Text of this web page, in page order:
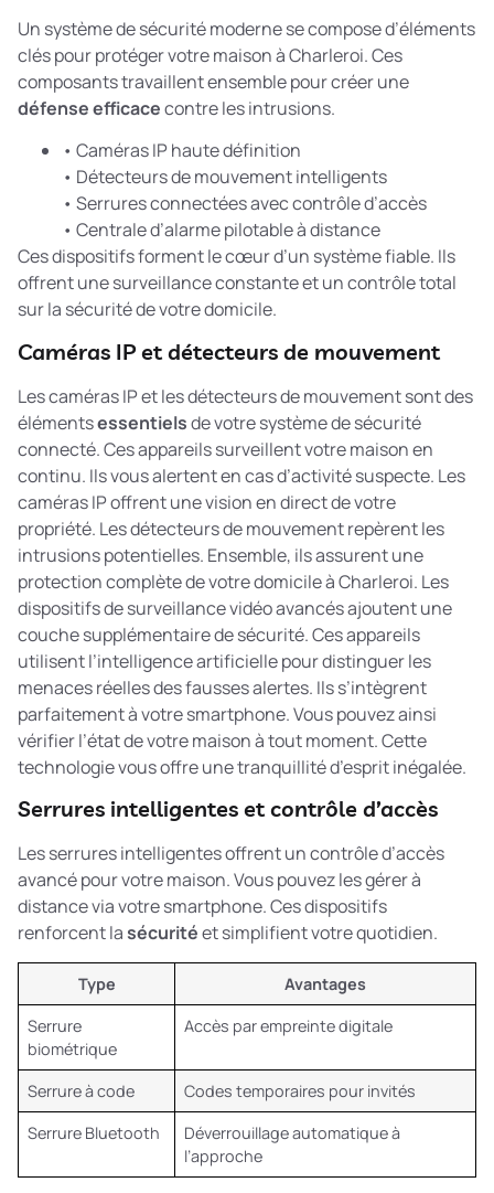
Un système de sécurité moderne se compose d’éléments
clés pour protéger votre maison à Charleroi. Ces
composants travaillent ensemble pour créer une
défense efficacecontre les intrusions.
• Caméras IP haute définition
• Détecteurs de mouvement intelligents
• Serrures connectées avec contrôle d’accès
• Centrale d’alarme pilotable à distance
Ces dispositifs forment le cœur d’un système fiable. Ils
offrent une surveillance constante et un contrôle total
sur la sécurité de votre domicile.
Caméras IP et détecteurs de mouvement
Les caméras IP et les détecteurs de mouvement sont des
élémentsessentielsde votre système de sécurité
connecté. Ces appareils surveillent votre maison en
continu. Ils vous alertent en cas d’activité suspecte. Les
caméras IP offrent une vision en direct de votre
propriété. Les détecteurs de mouvement repèrent les
intrusions potentielles. Ensemble, ils assurent une
protection complète de votre domicile à Charleroi. Les
dispositifs de surveillance vidéo avancésajoutent une
couche supplémentaire de sécurité. Ces appareils
utilisent l’intelligence artificielle pour distinguer les
menaces réelles des fausses alertes. Ils s’intègrent
parfaitement à votre smartphone. Vous pouvez ainsi
vérifier l’état de votre maison à tout moment. Cette
technologie vous offre une tranquillité d’esprit inégalée.
Serrures intelligentes et contrôle d’accès
Les serrures intelligentes offrent un contrôle d’accès
avancé pour votre maison. Vous pouvez les gérer à
distance via votre smartphone. Ces dispositifs
renforcent lasécuritéet simplifient votre quotidien.
Type
Avantages
Serrure
biométrique
Accès par empreinte digitale
Serrure à code
Codes temporaires pour invités
Serrure Bluetooth
Déverrouillage automatique à
l’approche